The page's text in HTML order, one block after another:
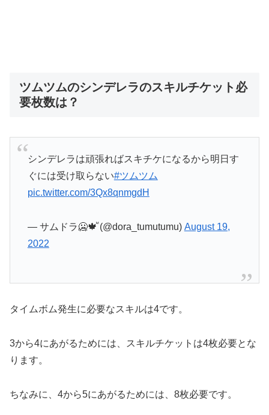
ツムツムのシンデレラのスキルチケット必
要枚数は？
シンデレラは頑張ればスキチケになるから明日す
ぐには受け取らない#ツムツム
pic.twitter.com/3Qx8qnmgdH
— サムドラ🥶🍁ⷨ (@dora_tumutumu) August 19,
2022
タイムボム発生に必要なスキルは4です。
3から4にあがるためには、スキルチケットは4枚必要とな
ります。
ちなみに、4から5にあがるためには、8枚必要です。